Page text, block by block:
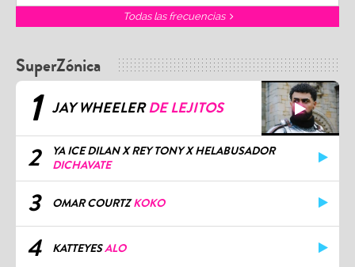
Todas las frecuencias
SuperZónica
1 JAY WHEELERDE LEJITOS
2
YA ICE DILAN X REY TONY X HELABUSADOR
DICHAVATE
3 OMAR COURTZKOKO
4 KATTEYESALO